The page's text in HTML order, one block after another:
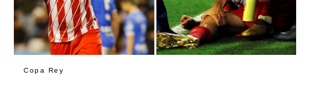
Copa Rey